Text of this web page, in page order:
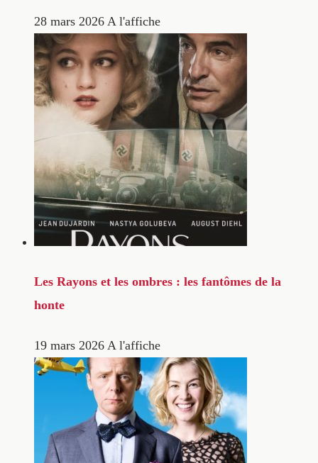
28 mars 2026 A l'affiche
Les Rayons et les ombres : les fantômes de la
honte
19 mars 2026 A l'affiche